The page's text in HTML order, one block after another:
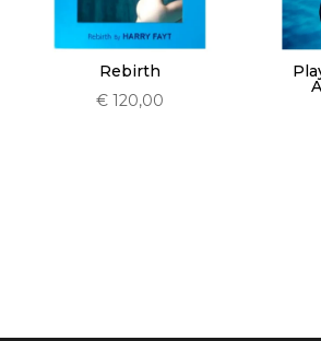
Rebirth
€ 120,00